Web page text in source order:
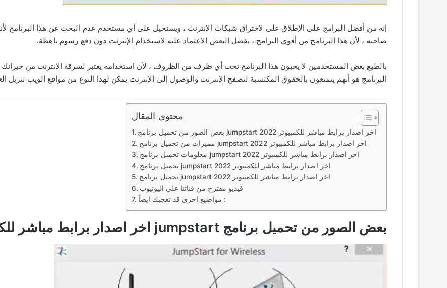
إنه من أفضل البرامج على الإطلاق على لاختراق شبكات الإنترنت ، ويستحيل على أي مستخدم عدم البحث عن هذا البرنامج
صاحبه ، لأن هذا البرنامج من أقوى البرامج ، يفضل البعض الاعتماد عليه لاستخدام الإنترنت دون دفع رسوم باهظة.
بالطبع بعض المستخدمين لا يحبون هذا البرنامج تحت أي ظرف من الظروف ، لأن استخدامه يعتبر لسرقة الإنترنت من
البرنامج هو أنهم يتمتعون بالحقوق المكتسبة لتصفح الإنترنت والوصول إلى الإنترنت يمكن لهذا النوع من مواقع الويب تنزيل
محتوى المقال
بعض الصور من تحميل برنامج jumpstart اخر اصدار برابط مباشر للكمبيوتر 2022
مميزات من تحميل برنامج jumpstart اخر اصدار برابط مباشر للكمبيوتر 2022
معلومات تحميل برنامج jumpstart اخر اصدار برابط مباشر للكمبيوتر 2022
تحميل برنامج jumpstart اخر اصدار برابط مباشر للكمبيوتر 2022
تحميل برنامج jumpstart اخر اصدار برابط مباشر للكمبيوتر 2022
فيديو مقترح من قناتنا علي اليوتيوب
مواضيع اخري قد تعجبك ايضاً :
بعض الصور من تحميل برنامج jumpstart اخر اصدار برابط مباشر للكمبيوتر 2022